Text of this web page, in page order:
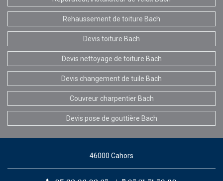
Rehaussement de toiture Bach
Devis toiture Bach
Devis nettoyage de toiture Bach
Devis changement de tuile Bach
Couvreur charpentier Bach
Devis pose de gouttière Bach
46000 Cahors